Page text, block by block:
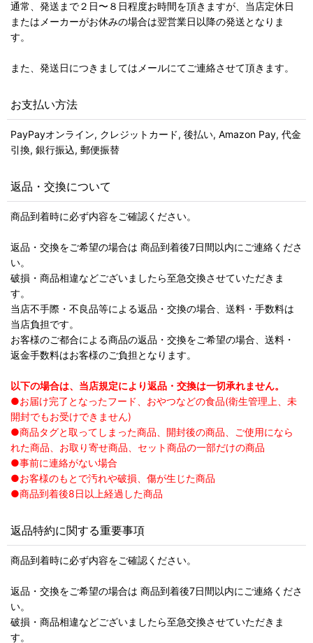
通常、発送まで２日〜８日程度お時間を頂きますが、当店定休日
またはメーカーがお休みの場合は翌営業日以降の発送となりま
す。
また、発送日につきましてはメールにてご連絡させて頂きます。
お支払い方法
PayPayオンライン, クレジットカード, 後払い, Amazon Pay, 代金
引換, 銀行振込, 郵便振替
返品・交換について
商品到着時に必ず内容をご確認ください。
返品・交換をご希望の場合は 商品到着後7日間以内にご連絡くださ
い。
破損・商品相違などございましたら至急交換させていただきま
す。
当店不手際・不良品等による返品・交換の場合、送料・手数料は
当店負担です。
お客様のご都合による商品の返品・交換をご希望の場合、送料・
返金手数料はお客様のご負担となります。
以下の場合は、当店規定により返品・交換は一切承れません。
●お届け完了となったフード、おやつなどの食品(衛生管理上、未
開封でもお受けできません)
●商品タグと取ってしまった商品、開封後の商品、ご使用になら
れた商品、お取り寄せ商品、セット商品の一部だけの商品
●事前に連絡がない場合
●お客様のもとで汚れや破損、傷が生じた商品
●商品到着後8日以上経過した商品
返品特約に関する重要事項
商品到着時に必ず内容をご確認ください。
返品・交換をご希望の場合は 商品到着後7日間以内にご連絡くださ
い。
破損・商品相違などございましたら至急交換させていただきま
す。